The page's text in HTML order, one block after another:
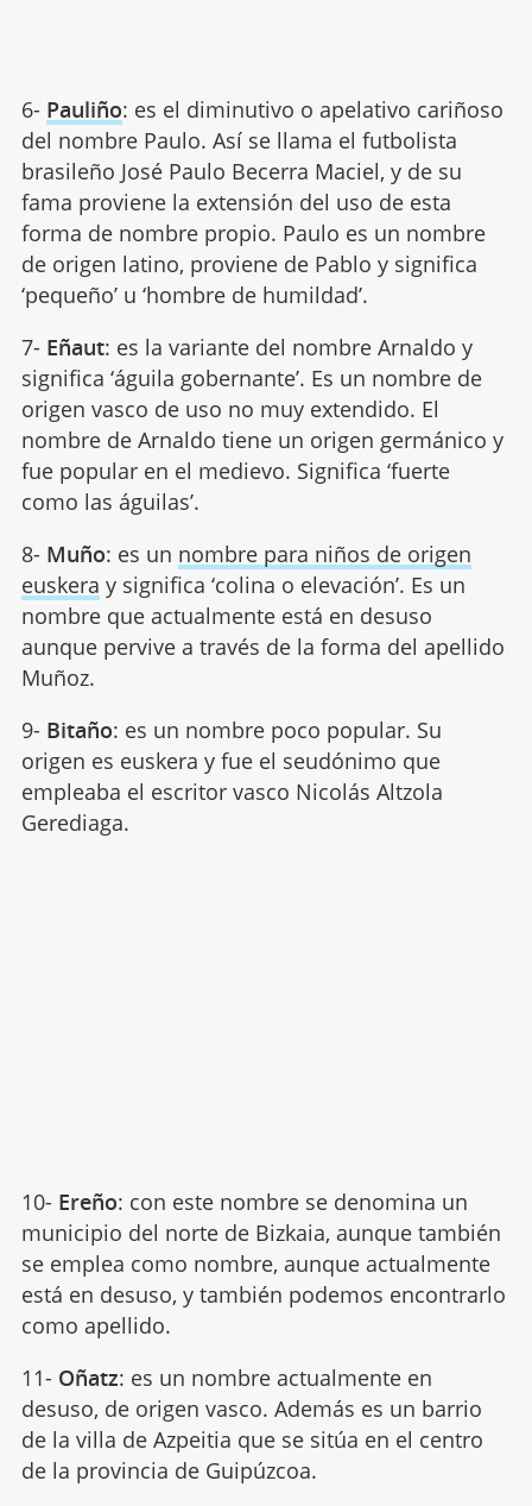
6- Pauliño: es el diminutivo o apelativo cariñoso
del nombre Paulo. Así se llama el futbolista
brasileño José Paulo Becerra Maciel, y de su
fama proviene la extensión del uso de esta
forma de nombre propio. Paulo es un nombre
de origen latino, proviene de Pablo y significa
‘pequeño’ u ‘hombre de humildad’.
7- Eñaut: es la variante del nombre Arnaldo y
significa ‘águila gobernante’. Es un nombre de
origen vasco de uso no muy extendido. El
nombre de Arnaldo tiene un origen germánico y
fue popular en el medievo. Significa ‘fuerte
como las águilas’.
8- Muño: es un nombre para niños de origen
euskera y significa ‘colina o elevación’. Es un
nombre que actualmente está en desuso
aunque pervive a través de la forma del apellido
Muñoz.
9- Bitaño: es un nombre poco popular. Su
origen es euskera y fue el seudónimo que
empleaba el escritor vasco Nicolás Altzola
Gerediaga.
10- Ereño: con este nombre se denomina un
municipio del norte de Bizkaia, aunque también
se emplea como nombre, aunque actualmente
está en desuso, y también podemos encontrarlo
como apellido.
11- Oñatz: es un nombre actualmente en
desuso, de origen vasco. Además es un barrio
de la villa de Azpeitia que se sitúa en el centro
de la provincia de Guipúzcoa.